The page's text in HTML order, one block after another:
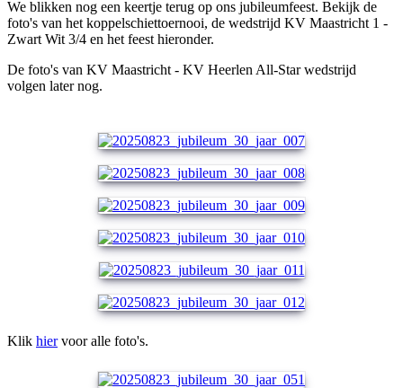
We blikken nog een keertje terug op ons jubileumfeest. Bekijk de
foto's van het koppelschiettoernooi, de wedstrijd KV Maastricht 1 -
Zwart Wit 3/4 en het feest hieronder.
De foto's van KV Maastricht - KV Heerlen All-Star wedstrijd
volgen later nog.
Klik hiervoor alle foto's.